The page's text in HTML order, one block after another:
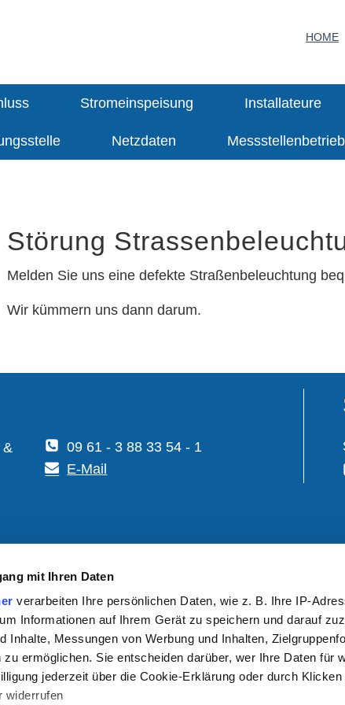
mit Ihren Daten
verarbeiten Ihre persönlichen Daten, wie z. B. Ihre IP-
Informationen auf Ihrem Gerät zu speichern und darauf
Inhalte, Messungen von Werbung und Inhalten,
zu ermöglichen. Sie entscheiden darüber, wer Ihre Daten für
jederzeit über die Cookie-Erklärung oder durch
widerrufen
HOME
Stromeinspeisung Installateure
Netzdaten Messstellenbetrieb
Störung
Melden Sie uns eine defekte Straßenbeleuchtung
Wir kümmern uns dann darum.
&
09 61 - 3 88 33 54 - 1
E-Mail
Uhr
Sitemap